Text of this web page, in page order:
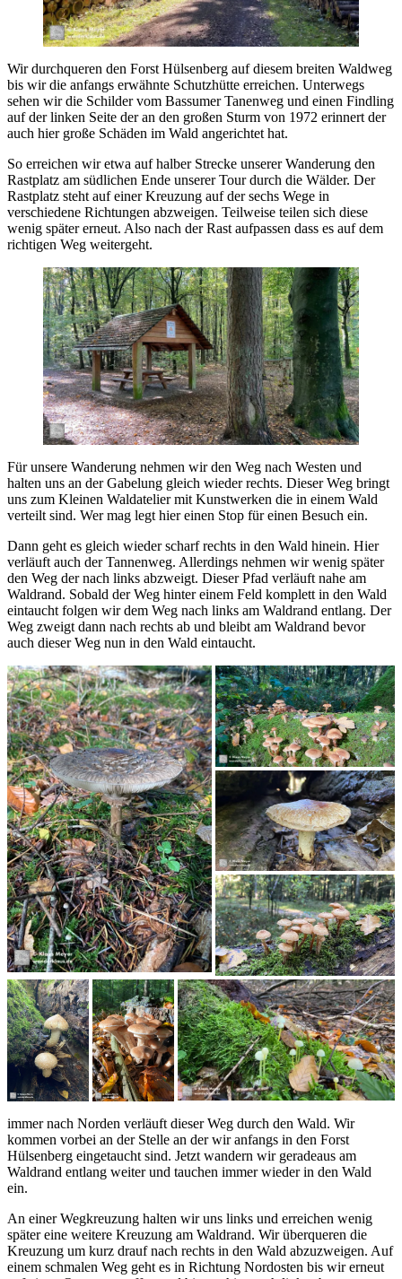
Wir durchqueren den Forst Hülsenberg auf diesem breiten Waldweg
bis wir die anfangs erwähnte Schutzhütte erreichen. Unterwegs
sehen wir die Schilder vom Bassumer Tanenweg und einen Findling
auf der linken Seite der an den großen Sturm von 1972 erinnert der
auch hier große Schäden im Wald angerichtet hat.
So erreichen wir etwa auf halber Strecke unserer Wanderung den
Rastplatz am südlichen Ende unserer Tour durch die Wälder. Der
Rastplatz steht auf einer Kreuzung auf der sechs Wege in
verschiedene Richtungen abzweigen. Teilweise teilen sich diese
wenig später erneut. Also nach der Rast aufpassen dass es auf dem
richtigen Weg weitergeht.
Für unsere Wanderung nehmen wir den Weg nach Westen und
halten uns an der Gabelung gleich wieder rechts. Dieser Weg bringt
uns zum Kleinen Waldatelier mit Kunstwerken die in einem Wald
verteilt sind. Wer mag legt hier einen Stop für einen Besuch ein.
Dann geht es gleich wieder scharf rechts in den Wald hinein. Hier
verläuft auch der Tannenweg. Allerdings nehmen wir wenig später
den Weg der nach links abzweigt. Dieser Pfad verläuft nahe am
Waldrand. Sobald der Weg hinter einem Feld komplett in den Wald
eintaucht folgen wir dem Weg nach links am Waldrand entlang. Der
Weg zweigt dann nach rechts ab und bleibt am Waldrand bevor
auch dieser Weg nun in den Wald eintaucht.
immer nach Norden verläuft dieser Weg durch den Wald. Wir
kommen vorbei an der Stelle an der wir anfangs in den Forst
Hülsenberg eingetaucht sind. Jetzt wandern wir geradeaus am
Waldrand entlang weiter und tauchen immer wieder in den Wald
ein.
An einer Wegkreuzung halten wir uns links und erreichen wenig
später eine weitere Kreuzung am Waldrand. Wir überqueren die
Kreuzung um kurz drauf nach rechts in den Wald abzuzweigen. Auf
einem schmalen Weg geht es in Richtung Nordosten bis wir erneut